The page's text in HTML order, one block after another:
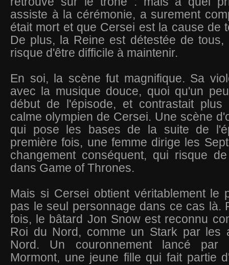
assiste à la cérémonie, a surement
était mort et que Cersei est la cause de
De plus, la Reine est détestée de
risque d'être difficile à maintenir.
En soi, la scène fut magnifique. Sa
avec la musique douce, quoi qu'un
début de l'épisode, et contrastait
calme olympien de Cersei. Une scène
qui pose les bases de la suite de
première fois, une femme dirige les
changement conséquent, qui risque
dans Game of Thrones.
Mais si Cersei obtient véritablement le
pas le seul personnage dans ce cas là.
fois, le bâtard Jon Snow est reconnu
Roi du Nord, comme un Stark par les
Nord. Un couronnement lancé
Mormont, une jeune fille qui fait partie